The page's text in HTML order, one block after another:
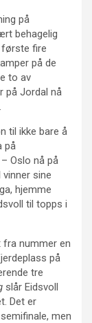
på
behagelig
første fire
på de
to av
på Jordal nå
til ikke bare å
på
Oslo nå på
sine
hjemme
til topps i
fra nummer en
på
tre
slår Eidsvoll
Det er
men